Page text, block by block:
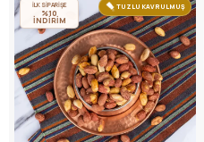
TUZLU KAVRULMUŞ
İLK SİPARİŞE
%10
İNDİRİM